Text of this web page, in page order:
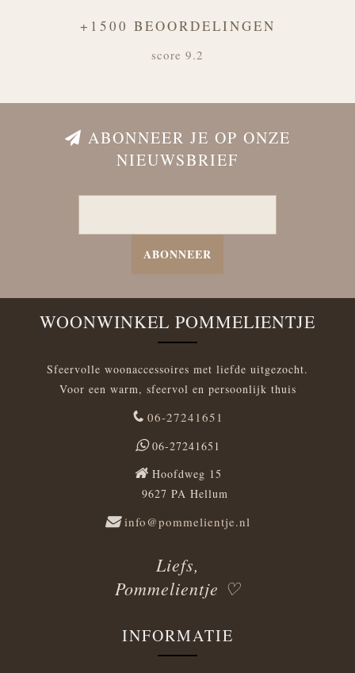
+1500 BEOORDELINGEN
score 9.2
ABONNEER JE OP ONZE
NIEUWSBRIEF
ABONNEER
WOONWINKEL POMMELIENTJE
Sfeervolle woonaccessoires met liefde uitgezocht.
Voor een warm, sfeervol en persoonlijk thuis
06-27241651
06-27241651
Hoofdweg 15
9627 PA Hellum
info@pommelientje.nl
Liefs,
Pommelientje ♡
INFORMATIE